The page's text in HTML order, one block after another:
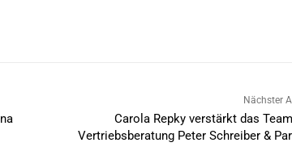
Nächster
Carola Repky verstärkt das
Vertriebsberatung Peter Schreiber &